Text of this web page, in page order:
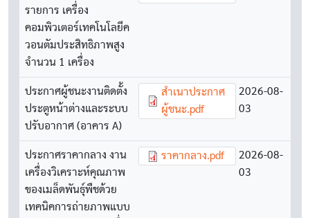
รายการ เครื่อง
คอมพิวเตอร์เทคโนโลยีค
วอนตัมประสิทธิภาพสูง
จำนวน 1 เครื่อง
ประกาศผู้ชนะงานติดตั้ง
ประตูหน้าต่างและระบบ
ปรับอากาศ (อาคาร A)
Document
สำเนาประกาศ
ผู้ชนะ.pdf
2026-08-
03
ประกาศราคากลาง งาน
เครื่องวิเคราะห์คุณภาพ
ของเมล็ดพันธุ์พืชด้วย
เทคนิคการถ่ายภาพแบบ
Document
ราคากลาง.pdf
2026-08-
03